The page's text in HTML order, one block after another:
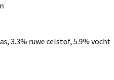
3.3% ruwe celstof, 5.9% vocht